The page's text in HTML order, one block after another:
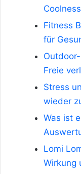
Coolness
Fitness
für
Freie
Stress
wieder
Was ist
Lomi
Wirkung